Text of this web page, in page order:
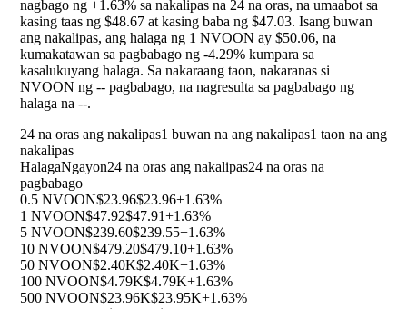
nagbago ng +1.63% sa nakalipas na 24 na oras, na umaabot sa
kasing taas ng $48.67 at kasing baba ng $47.03. Isang buwan
ang nakalipas, ang halaga ng 1 NVOON ay $50.06, na
kumakatawan sa pagbabago ng -4.29% kumpara sa
kasalukuyang halaga. Sa nakaraang taon, nakaranas si
NVOON ng -- pagbabago, na nagresulta sa pagbabago ng
halaga na --.
24 na oras ang nakalipas1 buwan na ang nakalipas1 taon na ang
nakalipas
HalagaNgayon24 na oras ang nakalipas24 na oras na
pagbabago
0.5 NVOON$23.96$23.96+1.63%
1 NVOON$47.92$47.91+1.63%
5 NVOON$239.60$239.55+1.63%
10 NVOON$479.20$479.10+1.63%
50 NVOON$2.40K$2.40K+1.63%
100 NVOON$4.79K$4.79K+1.63%
500 NVOON$23.96K$23.95K+1.63%